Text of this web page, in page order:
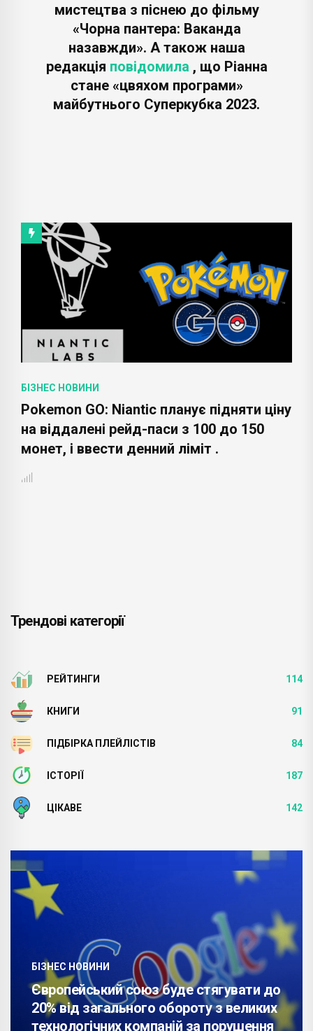
мистецтва з піснею до фільму
«Чорна пантера: Ваканда
назавжди». А також наша
редакція повідомила , що Ріанна
стане «цвяхом програми»
майбутнього Суперкубка 2023.
БІЗНЕС НОВИНИ
Pokemon GO: Niantic планує підняти ціну
на віддалені рейд-паси з 100 до 150
монет, і ввести денний ліміт .
Трендові категорії
РЕЙТИНГИ 114
КНИГИ 91
ПІДБІРКА ПЛЕЙЛІСТІВ 84
ІСТОРІЇ 187
ЦІКАВЕ 142
БІЗНЕС НОВИНИ
Європейський союз буде стягувати до
20% від загального обороту з великих
технологічних компаній за порушення